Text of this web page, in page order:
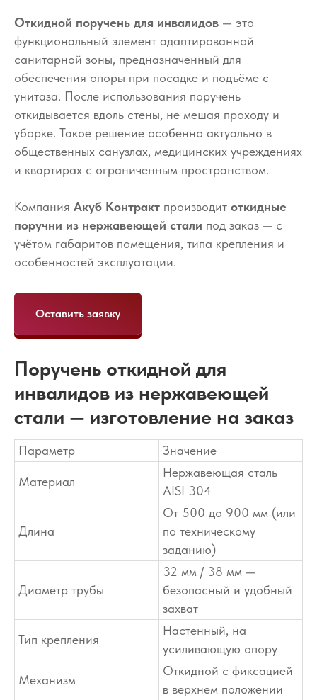
Откидной поручень для инвалидов — это
функциональный элемент адаптированной
санитарной зоны, предназначенный для
обеспечения опоры при посадке и подъёме с
унитаза. После использования поручень
откидывается вдоль стены, не мешая проходу и
уборке. Такое решение особенно актуально в
общественных санузлах, медицинских учреждениях
и квартирах с ограниченным пространством.
Компания Акуб Контракт производит откидные
поручни из нержавеющей стали под заказ — с
учётом габаритов помещения, типа крепления и
особенностей эксплуатации.
Оставить заявку
Поручень откидной для
инвалидов из нержавеющей
стали — изготовление на заказ
Параметр Значение
Материал
Нержавеющая сталь
AISI 304
Длина
От 500 до 900 мм (или
по техническому
заданию)
Диаметр трубы
32 мм / 38 мм —
безопасный и удобный
захват
Тип крепления
Настенный, на
усиливающую опору
Механизм
Откидной с фиксацией
в верхнем положении